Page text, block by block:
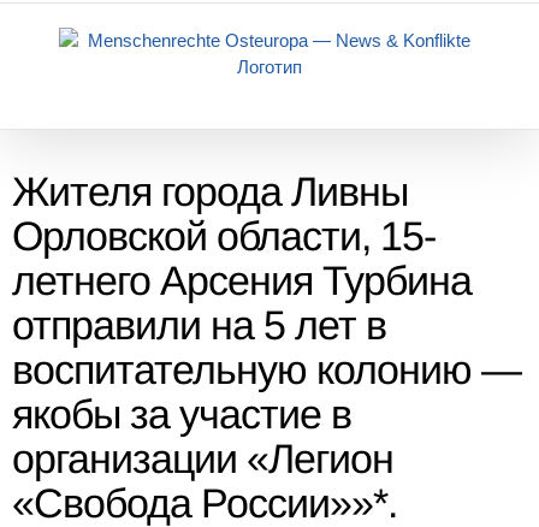
Жителя города Ливны
Орловской области, 15-
летнего Арсения Турбина
отправили на 5 лет в
воспитательную колонию —
якобы за участие в
организации «Легион
«Свобода России»»*.